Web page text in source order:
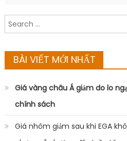
Search
for:
BÀI VIẾT MỚI NHẤT
Giá vàng châu Á giảm do lo
chính sách
Giá nhôm giảm sau khi EGA